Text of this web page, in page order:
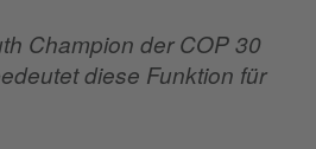
Champion der COP 30
diese Funktion für